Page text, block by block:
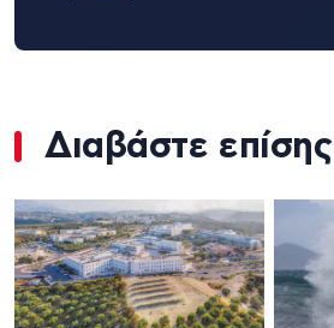
Διαβάστε επίσης